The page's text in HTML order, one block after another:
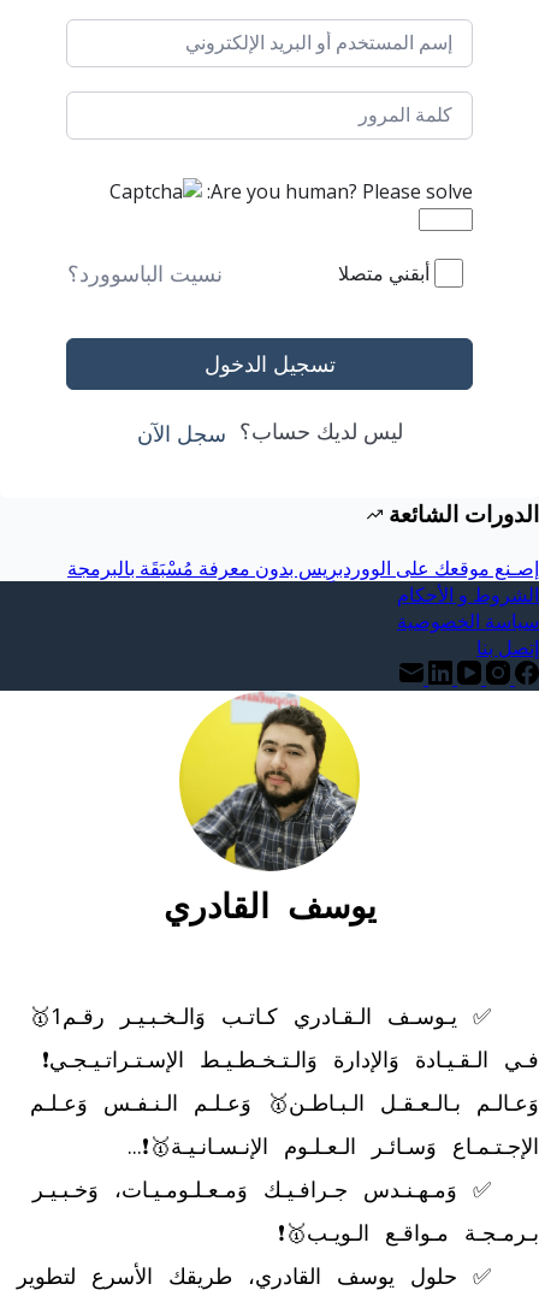
Are you human? Please solve:
أبقني متصلا نسيت الباسوورد؟
تسجيل الدخول
ليس لديك حساب؟ سجل الآن
الدورات الشائعة
إصـنع موقعك على الووردبرِيس بدون معرفة مُسْبَقَة بالبرمجة
الشروط و الأحكام
سياسة الخصوصية
إتصل بنا
يوسف القادري